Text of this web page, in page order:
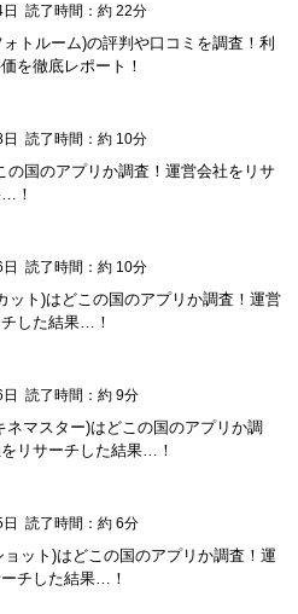
読了時間：約 22分
ォトルーム)の評判や口コミを調査！利
を徹底レポート！
読了時間：約 10分
の国のアプリか調査！運営会社をリサ
！
読了時間：約 10分
ット)はどこの国のアプリか調査！運営
した結果…！
読了時間：約 9分
ネマスター)はどこの国のアプリか調
リサーチした結果…！
読了時間：約 6分
ョット)はどこの国のアプリか調査！運
チした結果…！